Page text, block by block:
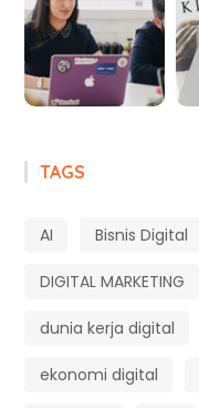
TAGS
AI Bisnis Digital
DIGITAL MARKETING
dunia kerja digital
ekonomi digital